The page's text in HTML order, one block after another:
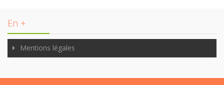
En +
Mentions légales